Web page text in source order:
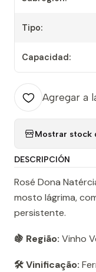
Tipo:
Capacidad:
Agregar a
Mostrar stock
DESCRIPCIÓN
Rosé Dona
mosto lágrima,
persistente.
🍇 Região: Vinho
🛠️ Vinificação: